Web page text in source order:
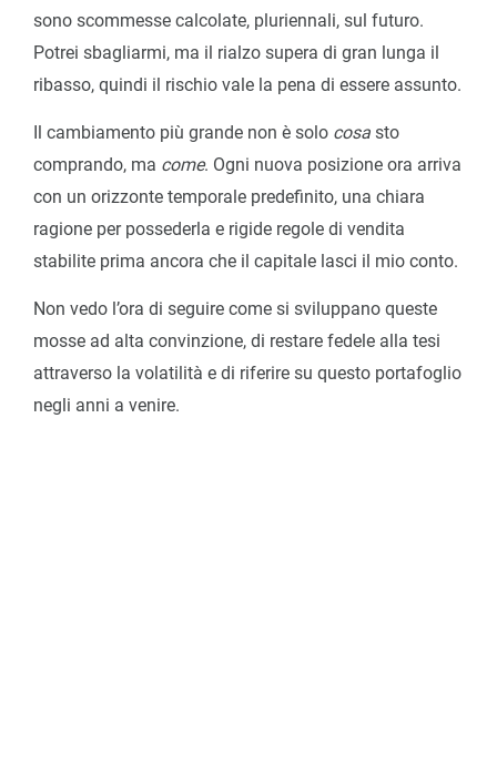
sono scommesse calcolate, pluriennali, sul futuro.
Potrei sbagliarmi, ma il rialzo supera di gran lunga il
ribasso, quindi il rischio vale la pena di essere assunto.
Il cambiamento più grande non è solo cosa sto
comprando, ma come. Ogni nuova posizione ora arriva
con un orizzonte temporale predefinito, una chiara
ragione per possederla e rigide regole di vendita
stabilite prima ancora che il capitale lasci il mio conto.
Non vedo l’ora di seguire come si sviluppano queste
mosse ad alta convinzione, di restare fedele alla tesi
attraverso la volatilità e di riferire su questo portafoglio
negli anni a venire.